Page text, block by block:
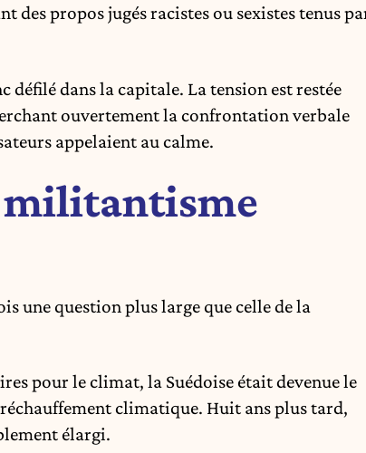
des propos jugés racistes ou sexistes tenus
dans la capitale. La tension est restée
ouvertement la confrontation verbale
appelaient au calme.
militantisme
une question plus large que celle de la
pour le climat, la Suédoise était devenue le
climatique. Huit ans plus tard,
élargi.